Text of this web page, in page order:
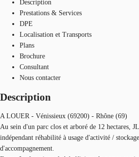
Description
Prestations & Services
DPE
Localisation et Transports
Plans
Brochure
Consultant
Nous contacter
Description
A LOUER - Vénissieux (69200) - Rhône (69)
Au sein d'un parc clos et arboré de 12 hectares,
indépendant réhabilité à usage d'activité /
d'accompagnement.